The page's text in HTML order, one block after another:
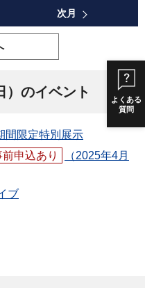
よくある
質問
次月
）のイベント
間限定特別展示
前申込あり
（2025年4月
ブ